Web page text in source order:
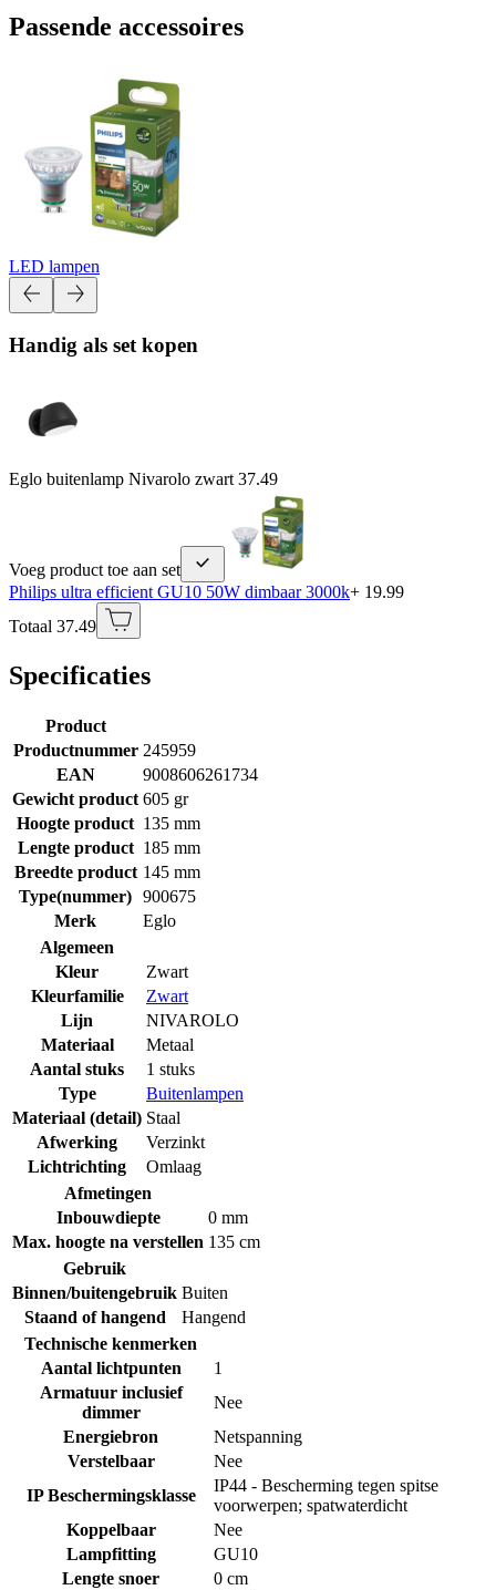
Passende accessoires
LED lampen
Handig als set kopen
Eglo buitenlamp Nivarolo zwart 37.49
Voeg product toe aan set
Philips ultra efficient GU10 50W dimbaar 3000k+ 19.99
Totaal 37.49
Specificaties
Product
Productnummer 245959
EAN
9008606261734
Gewicht product 605 gr
Hoogte product 135 mm
Lengte product 185 mm
Breedte product 145 mm
Type(nummer) 900675
Merk
Eglo
Algemeen
Kleur
Zwart
Kleurfamilie
Zwart
Lijn
NIVAROLO
Materiaal
Metaal
Aantal stuks
1 stuks
Type
Buitenlampen
Materiaal (detail) Staal
Afwerking
Verzinkt
Lichtrichting
Omlaag
Afmetingen
Inbouwdiepte
0 mm
Max. hoogte na verstellen 135 cm
Gebruik
Binnen/buitengebruik Buiten
Staand of hangend
Hangend
Technische kenmerken
Aantal lichtpunten
1
Armatuur inclusief
dimmer
Nee
Energiebron
Netspanning
Verstelbaar
Nee
IP Beschermingsklasse
IP44 - Bescherming tegen spitse
voorwerpen; spatwaterdicht
Koppelbaar
Nee
Lampfitting
GU10
Lengte snoer
0 cm